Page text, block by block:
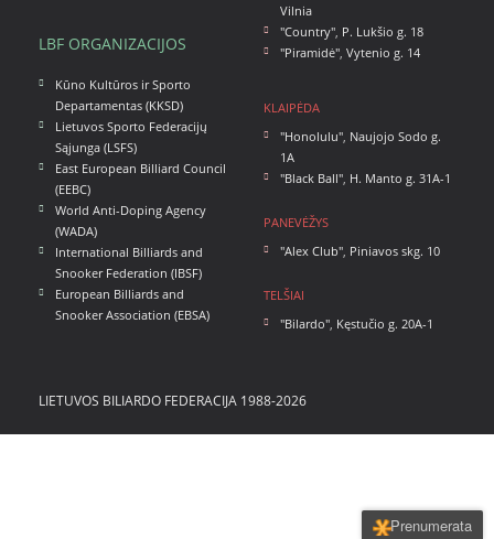
LBF ORGANIZACIJOS
Kūno Kultūros ir Sporto
Departamentas (KKSD)
Lietuvos Sporto Federacijų
Sąjunga (LSFS)
East European Billiard Council
(EEBC)
World Anti-Doping Agency
(WADA)
International Billiards and
Snooker Federation (IBSF)
European Billiards and
Snooker Association (EBSA)
Vilnia
"Country", P. Lukšio g. 18
"Piramidė", Vytenio g. 14
KLAIPĖDA
"Honolulu", Naujojo Sodo g.
1A
"Black Ball", H. Manto g. 31A-1
PANEVĖŽYS
"Alex Club", Piniavos skg. 10
TELŠIAI
"Bilardo", Kęstučio g. 20A-1
LIETUVOS BILIARDO FEDERACIJA 1988-2026
Prenumerata